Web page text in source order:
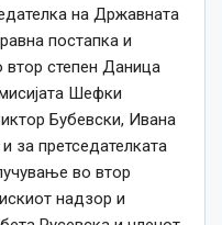
на Државната
постапка и
втор степен Даница
Шефки
Бубевски, Ивана
за претседателката
во втор
надзор и